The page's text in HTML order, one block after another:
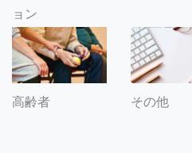
ョン
高齢者 その他